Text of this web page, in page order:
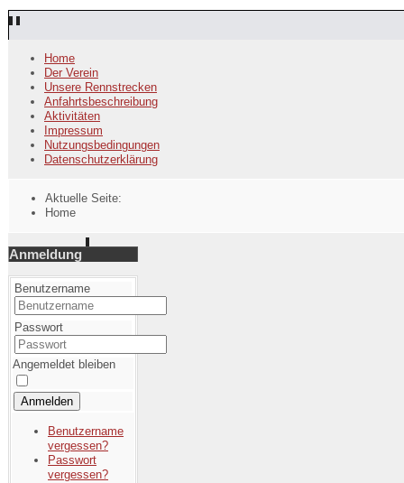
Home
Der Verein
Unsere Rennstrecken
Anfahrtsbeschreibung
Aktivitäten
Impressum
Nutzungsbedingungen
Datenschutzerklärung
Aktuelle Seite:
Home
Anmeldung
Benutzername
Passwort
Angemeldet bleiben
Anmelden
Benutzername
vergessen?
Passwort
vergessen?